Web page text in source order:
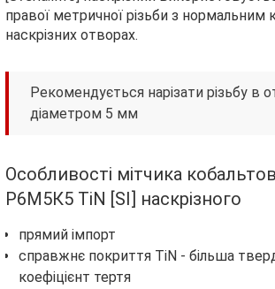
правої метричної різьби з нормальним
наскрізних отворах.
Рекомендується нарізати різьбу в
діаметром 5 мм
Особливості мітчика
Р6М5К5 TiN [SI] наскрізного
прямий імпорт
справжнє покриття TiN - більша
коефіцієнт тертя